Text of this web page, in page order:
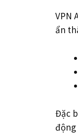
VPN
ẩn
Đặc